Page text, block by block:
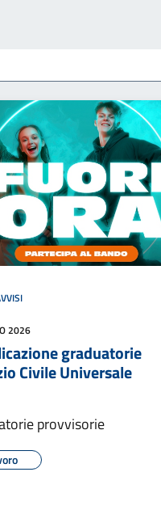
2026
graduatorie
Civile Universale
provvisorie